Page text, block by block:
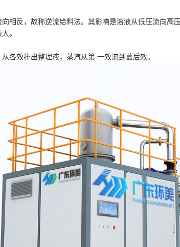
反，故称逆流给料法。其影响是溶液从低压流向高
。
效排出整理液，蒸汽从第 一效流到蕞后效。